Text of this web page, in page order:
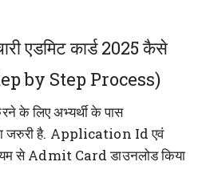
एडमिट कार्ड 2025 कैसे
by Step Process)
के लिए अभ्यर्थी के पास
जरुरी है. Application Id एवं
से Admit Card डाउनलोड किया